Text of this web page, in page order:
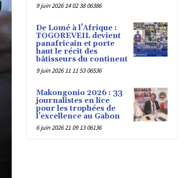
9 juin 2026 14 02 38 06386
De Lomé à l’Afrique :
TOGOREVEIL devient
panafricain et porte
haut le récit des
bâtisseurs du continent
9 juin 2026 11 11 53 06536
Makongonio 2026 : 33
journalistes en lice
pour les trophées de
l’excellence au Gabon
6 juin 2026 21 09 13 06136